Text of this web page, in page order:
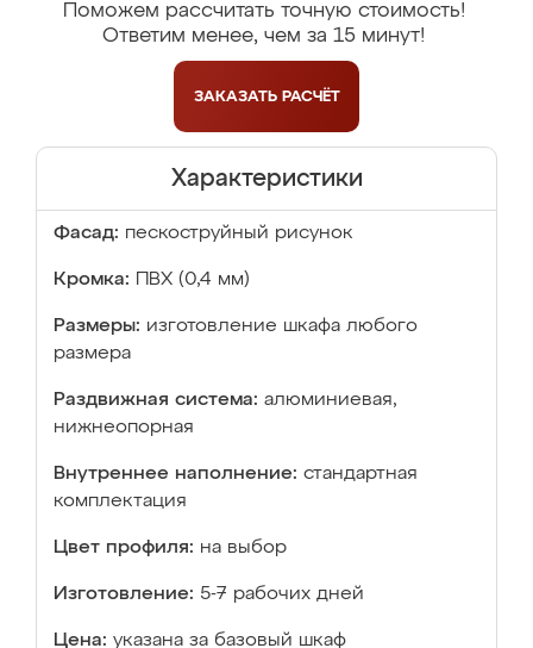
Поможем рассчитать точную стоимость!
Ответим менее, чем за 15 минут!
ЗАКАЗАТЬ РАСЧЁТ
Характеристики
Фасад: пескоструйный рисунок
Кромка: ПВХ (0,4 мм)
Размеры: изготовление шкафа любого
размера
Раздвижная система: алюминиевая,
нижнеопорная
Внутреннее наполнение: стандартная
комплектация
Цвет профиля: на выбор
Изготовление: 5-7 рабочих дней
Цена: указана за базовый шкаф